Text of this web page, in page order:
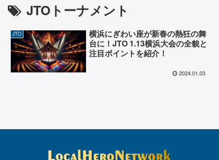
JTOトーナメント
JTO
横浜にぎわい座が新春の熱狂の舞
台に！JTO 1.13横浜大会の全貌と
注目ポイントを紹介！
2024.01.03